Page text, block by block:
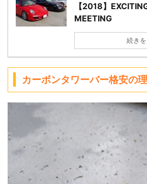
【2018】
MEETING
続き
カーボンタワーバー格安の